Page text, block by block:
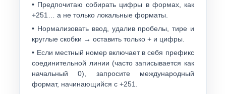
• Предпочитаю собирать цифры в формах, как
+251…
а не только локальные форматы.
• Нормализовать ввод, удалив пробелы, тире и
круглые скобки → оставить только+ и цифры.
• Если местный номер включает в себя префикс
соединительной линии (часто записывается как
начальный 0), запросите международный
формат, начинающийся с+251